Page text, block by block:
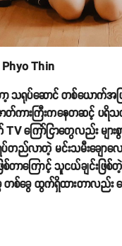
Thin
ာ့ သရုပ်ဆောင် တစ်ယောက်အ
တ်ကားကြီးကနေတဆင့် ပ
ကြော်ငြာတွေလည်း များ
ည်လာတဲ့ မင်းသမီးချောလ
တာကြောင့် သူငယ်ချင်းဖြ
စ်ခွေ ထွက်ရှိထားတာလည်း